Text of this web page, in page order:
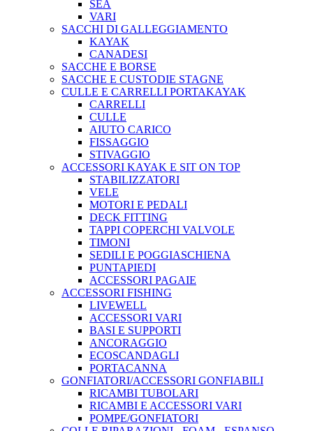
SEA
VARI
SACCHI DI GALLEGGIAMENTO
KAYAK
CANADESI
SACCHE E BORSE
SACCHE E CUSTODIE STAGNE
CULLE E CARRELLI PORTAKAYAK
CARRELLI
CULLE
AIUTO CARICO
FISSAGGIO
STIVAGGIO
ACCESSORI KAYAK E SIT ON TOP
STABILIZZATORI
VELE
MOTORI E PEDALI
DECK FITTING
TAPPI COPERCHI VALVOLE
TIMONI
SEDILI E POGGIASCHIENA
PUNTAPIEDI
ACCESSORI PAGAIE
ACCESSORI FISHING
LIVEWELL
ACCESSORI VARI
BASI E SUPPORTI
ANCORAGGIO
ECOSCANDAGLI
PORTACANNA
GONFIATORI/ACCESSORI GONFIABILI
RICAMBI TUBOLARI
RICAMBI E ACCESSORI VARI
POMPE/GONFIATORI